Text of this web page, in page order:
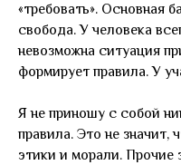
«требовать». Основная
свобода. У человека
невозможна ситуация
формирует правила. У
Я не приношу с собой
правила. Это не значит,
этики и морали.